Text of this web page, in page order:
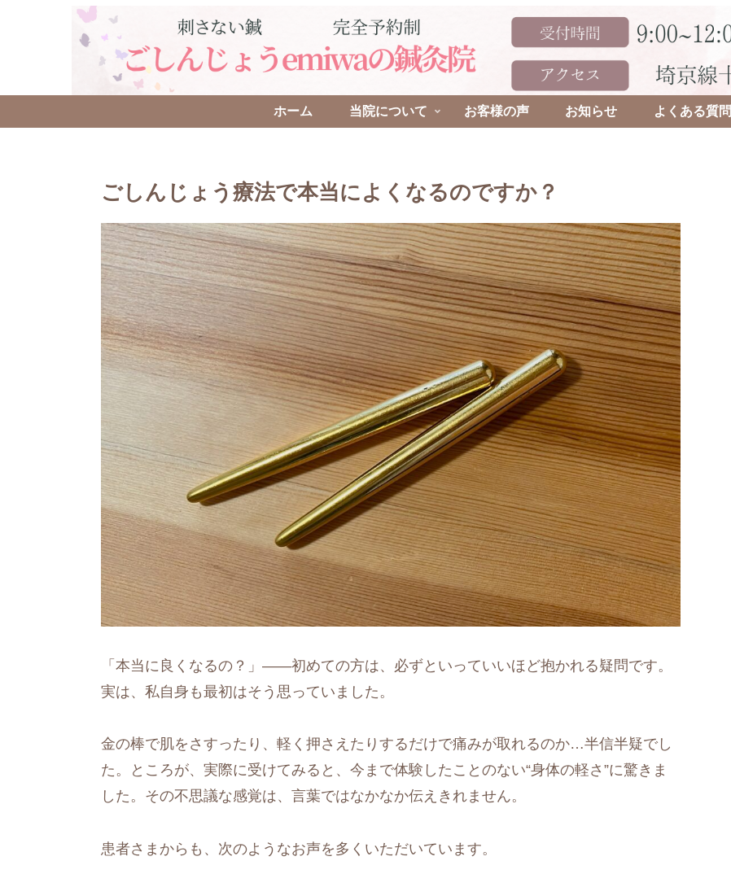
ホーム 当院について お客様の声 お知らせ よくある質問
ごしんじょう療法で本当によくなるのですか？
「本当に良くなるの？」――初めての方は、必ずといっていいほど抱かれる疑問です。
実は、私自身も最初はそう思っていました。
金の棒で肌をさすったり、軽く押さえたりするだけで痛みが取れるのか…半信半疑でし
た。ところが、実際に受けてみると、今まで体験したことのない“身体の軽さ”に驚きま
した。その不思議な感覚は、言葉ではなかなか伝えきれません。
患者さまからも、次のようなお声を多くいただいています。